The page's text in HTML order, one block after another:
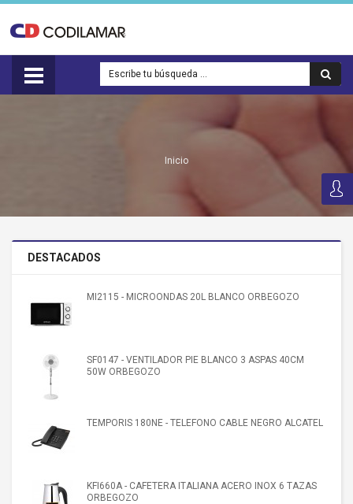
Inicio
DESTACADOS
MI2115 - MICROONDAS 20L BLANCO ORBEGOZO
SF0147 - VENTILADOR PIE BLANCO 3 ASPAS 40CM
50W ORBEGOZO
TEMPORIS 180NE - TELEFONO CABLE NEGRO ALCATEL
KFI660A - CAFETERA ITALIANA ACERO INOX 6 TAZAS
ORBEGOZO